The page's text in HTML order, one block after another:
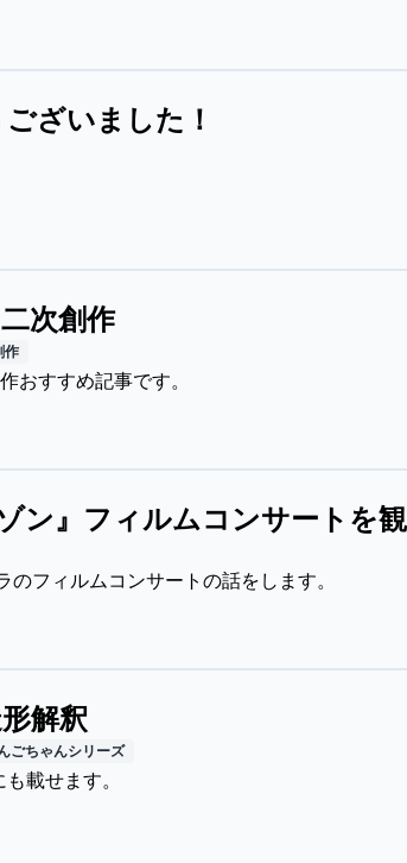
ざいました！
次創作
作
おすすめ記事です。
ン』フィルムコンサートを
フィルムコンサートの話をします。
解釈
ごちゃんシリーズ
載せます。